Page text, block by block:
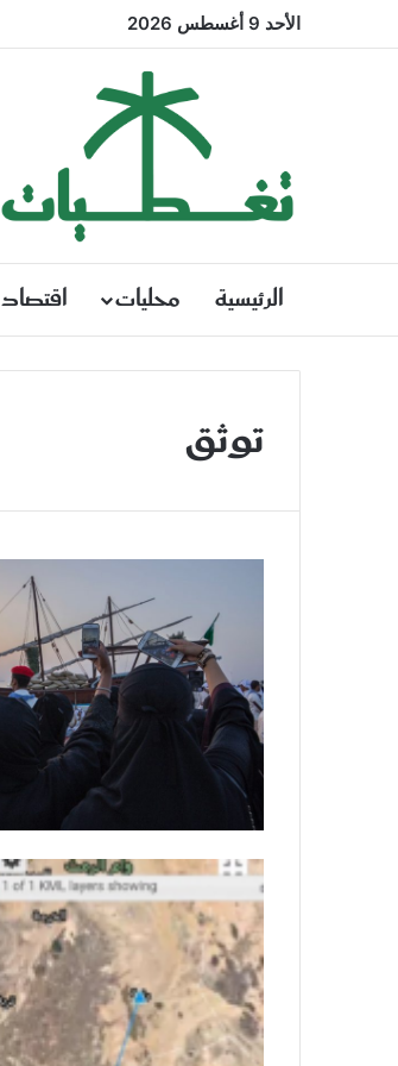
الأحد 9 أغسطس 2026
الرئيسية محليات اقتصاد
توثق